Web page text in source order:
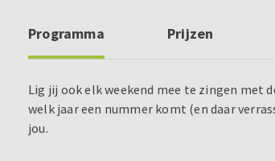
Programma Prijzen
Lig jij ook elk weekend mee te zingen met
welk jaar een nummer komt (en daar
jou.